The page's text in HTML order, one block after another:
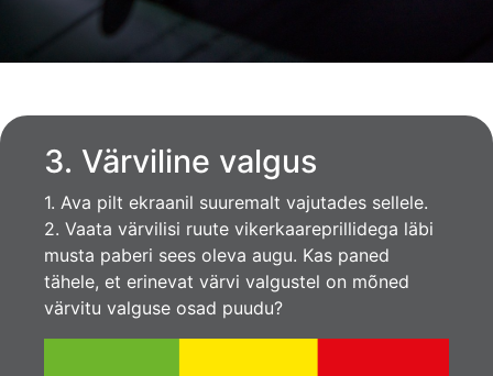
3. Värviline valgus
1. Ava pilt ekraanil suuremalt vajutades sellele.
2. Vaata värvilisi ruute vikerkaareprillidega läbi
musta paberi sees oleva augu. Kas paned
tähele, et erinevat värvi valgustel on mõned
värvitu valguse osad puudu?